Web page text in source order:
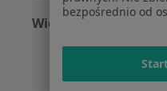
Więcej (14)
bezpośrednio od